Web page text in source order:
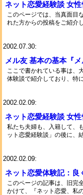
ネット恋愛経験談 女
このページでは、当真面目
れた方からの投稿をご紹介
2002.07.30:
メル友 基本の基本『メ
ここで書かれている事は、
体験談で紹介しており、特
2002.02.09:
ネット恋愛経験談 女
私たち夫婦も、入籍して、
ット恋愛経験談」の後に、
2002.02.09:
ネット恋愛体験記：良
このページの記事は、旧完
かけて、『ネット恋愛、私